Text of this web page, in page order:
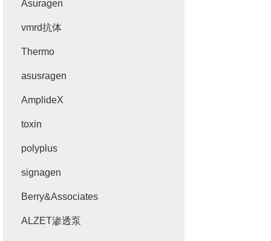
Asuragen
vmrd抗体
Thermo
asusragen
AmplideX
toxin
polyplus
signagen
Berry&Associates
ALZET渗透泵